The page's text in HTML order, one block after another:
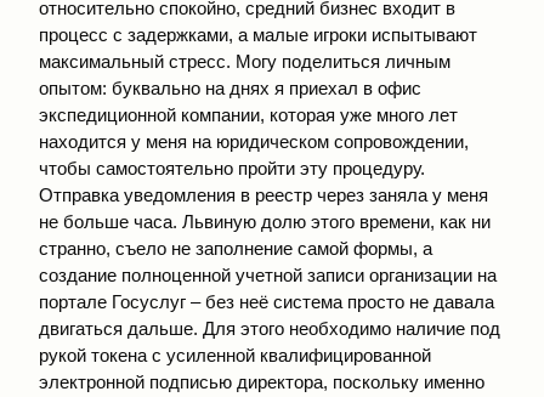
относительно спокойно, средний бизнес входит в
процесс с задержками, а малые игроки испытывают
максимальный стресс. Могу поделиться личным
опытом: буквально на днях я приехал в офис
экспедиционной компании, которая уже много лет
находится у меня на юридическом сопровождении,
чтобы самостоятельно пройти эту процедуру.
Отправка уведомления в реестр через заняла у меня
не больше часа. Львиную долю этого времени, как ни
странно, съело не заполнение самой формы, а
создание полноценной учетной записи организации на
портале Госуслуг – без неё система просто не давала
двигаться дальше. Для этого необходимо наличие под
рукой токена с усиленной квалифицированной
электронной подписью директора, поскольку именно